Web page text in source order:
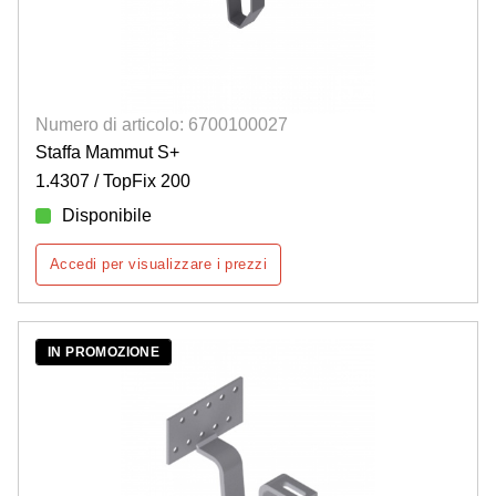
Numero di articolo: 6700100027
Staffa Mammut S+
1.4307 / TopFix 200
Disponibile
Accedi per visualizzare i prezzi
IN PROMOZIONE